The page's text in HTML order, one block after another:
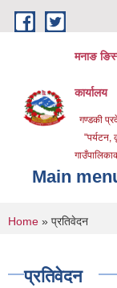
Skip to main content
मनाङ
कार्यालय
गण्डकी
"पर्यटन,
Main
You are
Home » प्रतिवेदन
प्रतिवेदन